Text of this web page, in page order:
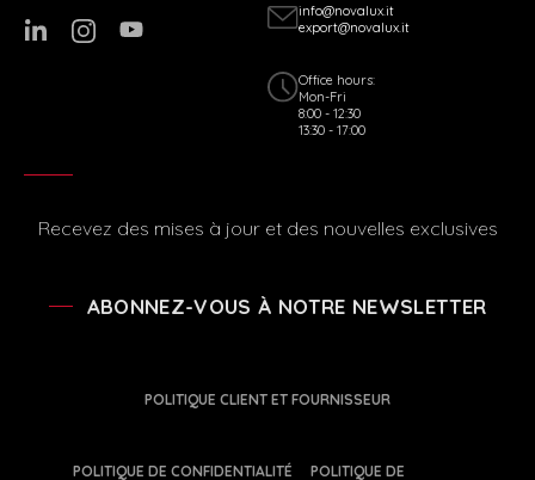
info@novalux.it
export@novalux.it
Office hours:
Mon-Fri
8:00 - 12:30
13:30 - 17:00
Recevez des mises à jour et des nouvelles exclusives
ABONNEZ-VOUS À NOTRE NEWSLETTER
POLITIQUE CLIENT ET FOURNISSEUR
POLITIQUE DE CONFIDENTIALITÉ
POLITIQUE DE